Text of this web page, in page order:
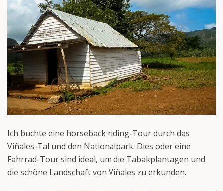
Ich buchte eine horseback riding-Tour durch das
Viñales-Tal und den Nationalpark. Dies oder eine
Fahrrad-Tour sind ideal, um die Tabakplantagen und
die schöne Landschaft von Viñales zu erkunden.